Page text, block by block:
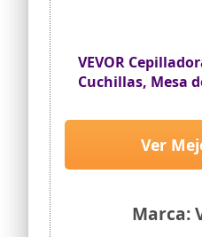
VEVOR
Cuchillas, Mesa
Moto Potente,
Protección
Sola
Marca:
Ver